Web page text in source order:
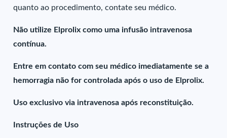
quanto ao procedimento, contate seu médico.
Não utilize Elprolix como uma infusão intravenosa
contínua.
Entre em contato com seu médico imediatamente se a
hemorragia não for controlada após o uso de Elprolix.
Uso exclusivo via intravenosa após reconstituição.
Instruções de Uso